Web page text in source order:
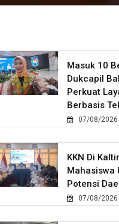
Masuk 10
Dukcapil
Perkuat
Berbasis
07/08/2026
KKN Di
Mahasiswa
Potensi
07/08/2026